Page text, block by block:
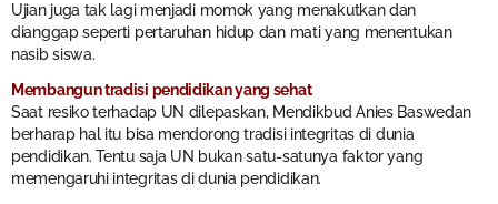
Ujian juga tak lagi menjadi momok yang menakutkan dan
dianggap seperti pertaruhan hidup dan mati yang menentukan
nasib siswa.
Membangun tradisi pendidikan yang sehat
Saat resiko terhadap UN dilepaskan, Mendikbud Anies Baswedan
berharap hal itu bisa mendorong tradisi integritas di dunia
pendidikan. Tentu saja UN bukan satu-satunya faktor yang
memengaruhi integritas di dunia pendidikan.